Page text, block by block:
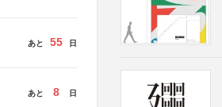
あと 55 日
あと 8 日